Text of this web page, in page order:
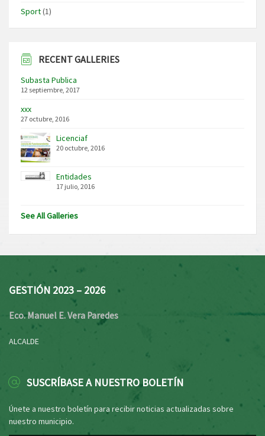
Sport(1)
RECENT GALLERIES
Subasta Publica
12 septiembre, 2017
xxx
27 octubre, 2016
Licenciaf
20 octubre, 2016
Entidades
17 julio, 2016
See All Galleries
GESTIÓN 2023 – 2026
Eco. Manuel E. Vera Paredes
ALCALDE
SUSCRÍBASE A NUESTRO BOLETÍN
Únete a nuestro boletín para recibir noticias actualizadas sobre
nuestro municipio.